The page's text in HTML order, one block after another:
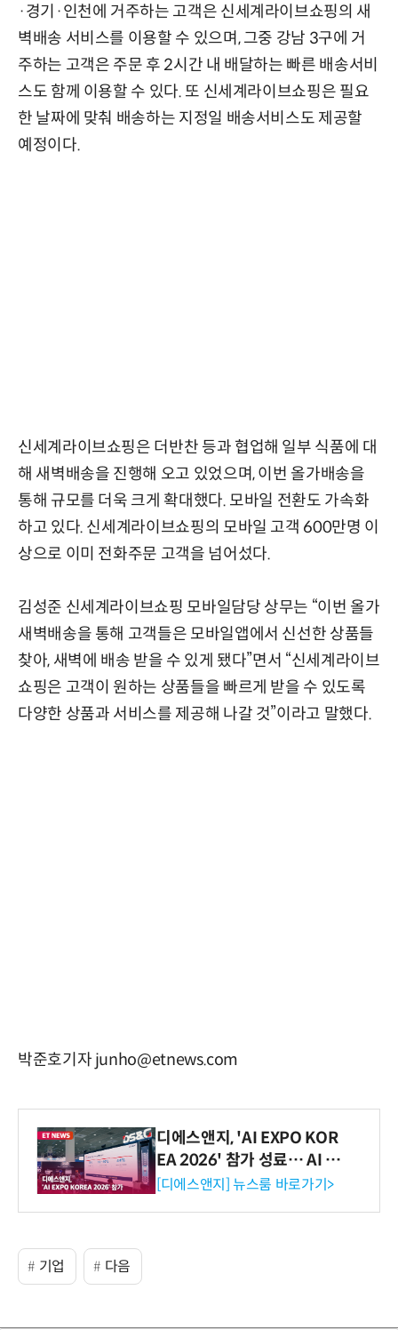
·경기·인천에 거주하는 고객은 신세계라이브쇼핑의 새
벽배송 서비스를 이용할 수 있으며, 그중 강남 3구에 거
주하는 고객은 주문 후 2시간 내 배달하는 빠른 배송서비
스도 함께 이용할 수 있다. 또 신세계라이브쇼핑은 필요
한 날짜에 맞춰 배송하는 지정일 배송서비스도 제공할
예정이다.
신세계라이브쇼핑은 더반찬 등과 협업해 일부 식품에 대
해 새벽배송을 진행해 오고 있었으며, 이번 올가배송을
통해 규모를 더욱 크게 확대했다. 모바일 전환도 가속화
하고 있다. 신세계라이브쇼핑의 모바일 고객 600만명 이
상으로 이미 전화주문 고객을 넘어섰다.
김성준 신세계라이브쇼핑 모바일담당 상무는 “이번 올가
새벽배송을 통해 고객들은 모바일앱에서 신선한 상품들
찾아, 새벽에 배송 받을 수 있게 됐다”면서 “신세계라이브
쇼핑은 고객이 원하는 상품들을 빠르게 받을 수 있도록
다양한 상품과 서비스를 제공해 나갈 것”이라고 말했다.
박준호기자 junho@etnews.com
디에스앤지, 'AI EXPO KOR
EA 2026' 참가 성료… AI 전
생애주기 아우르는 통합 솔루
[디에스앤지] 뉴스룸 바로가기>
기업 다음